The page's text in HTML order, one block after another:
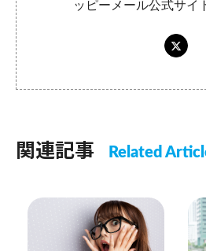
ッピーメール公式サイ
関連記事 Related